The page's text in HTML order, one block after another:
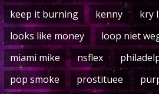
keep it burning
kenny
kry
looks like money
loop niet
miami mike
nsflex
pop smoke
prostituee